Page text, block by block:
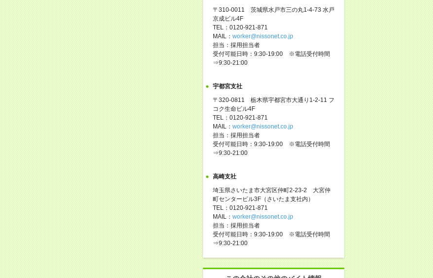
〒310-0011 茨城県水戸市三の丸1-4-73 水戸
京成ビル4F
TEL：0120-921-871
MAIL： worker@nissonet.co.jp
担当：採用担当者
受付可能日時：9:30-19:00 ※電話受付時間
⇒9:30-21:00
宇都宮支社
〒320-0811 栃木県宇都宮市大通り1-2-11 フ
コク生命ビル4F
TEL：0120-921-871
MAIL： worker@nissonet.co.jp
担当：採用担当者
受付可能日時：9:30-19:00 ※電話受付時間
⇒9:30-21:00
高崎支社
埼玉県さいたま市大宮区仲町2-23-2 大宮仲
町センタービル3F（さいたま支社内）
TEL：0120-921-871
MAIL： worker@nissonet.co.jp
担当：採用担当者
受付可能日時：9:30-19:00 ※電話受付時間
⇒9:30-21:00